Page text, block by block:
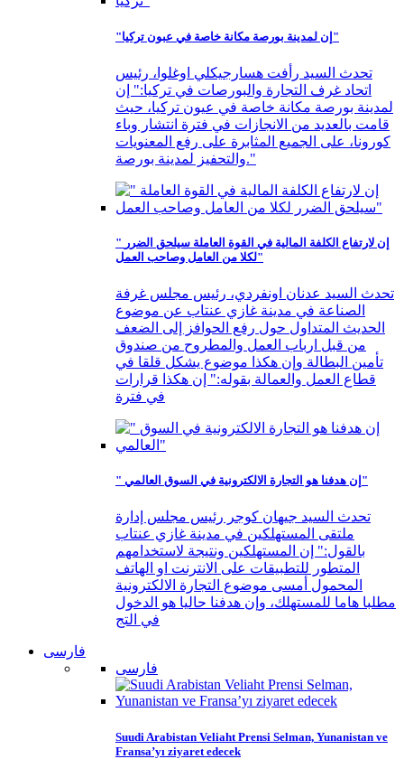
"إن لمدينة بورصة مكانة خاصة في عبون تركيا"
تحدث السيد رأفت هسارجيكلي اوغلوا، رئيس
اتحاد غرف التجارة والبورصات في تركيا:" إن
لمدينة بورصة مكانة خاصة في عيون تركيا، حيث
قامت بالعديد من الانجازات في فترة انتشار وباء
كورونا، على الجميع المثابرة على رفع المعنويات
والتحفيز لمدينة بورصة."
" إن لارتفاع الكلفة المالية في القوة العاملة سيلحق الضرر
لكلا من العامل وصاحب العمل"
تحدث السيد عدنان اونفردي، رئيس مجلس غرفة
الصناعة في مدينة غازي عنتاب عن موضوع
الحديث المتداول حول رفع الحوافز إلى الضعف
من قبل ارباب العمل والمطروح من صندوق
تأمين البطالة وإن هكذا موضوع يشكل قلقا في
قطاع العمل والعمالة بقوله:" إن هكذا قرارات
في فترة
" إن هدفنا هو التجارة الالكترونية في السوق العالمي"
تحدث السيد جيهان كوجر رئيس مجلس إدارة
ملتقى المستهلكين في مدينة غازي عنتاب
بالقول:" إن المستهلكين ونتيجة لاستخدامهم
المتطور للتطبيقات على الانترنت او الهاتف
المحمول أمسى موضوع التجارة الالكترونية
مطلبا هاما للمستهلك، وإن هدفنا حاليا هو الدخول
في التج
فارسی
فارسی
Suudi Arabistan Veliaht Prensi Selman, Yunanistan ve
Fransa’yı ziyaret edecek